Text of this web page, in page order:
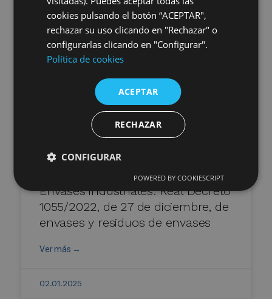
18.03.2025
Envases industriales: Real Decreto
1055/2022, de 27 de diciembre, de
envases y residuos de envases
Ver más →
02.01.2025
cookies pulsando el botón “ACEPTAR",
rechazar su uso clicando en "Rechazar" o
configurarlas clicando en "Configurar".
Política de cookies
ACEPTAR
RECHAZAR
CONFIGURAR
POWERED BY COOKIESCRIPT